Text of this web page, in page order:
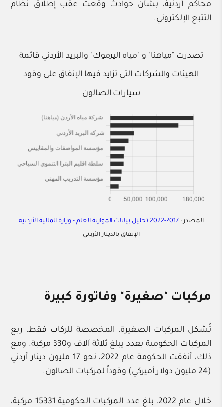
محاكم أردنية، بشأن حوادث وقعت عقب إطلاق نظام
التتبع الإلكتروني.
تصدرت "مياهنا" و "مياه اليرموك" والبريد الأردني قائمة
الهيئات والشركات التي تزايد فيها الإنفاق على وقود
سيارات الصالون
المصدر : 2017-2022 تحليل بيانات الموازنة العام - وزارة المالية الأردنية
الإنفاق بالدينار الأردني
مركبات "صغيرة" وفاتورة كبيرة
تُشكل المركبات الصغيرة، المخصصة للركاب فقط، ربع
المركبات الحكومية بعدد يبلغ ثلاثة آلاف و330 مركبة. ومع
ذلك، أنفقت الحكومة عام 2022، نحو 17 مليون دينار أردني
(24 مليون دولار أميركي) وقوداً لمركبات الصالون.
خلال عام 2022، بلغ عدد المركبات الحكومية 15331 مركبة،